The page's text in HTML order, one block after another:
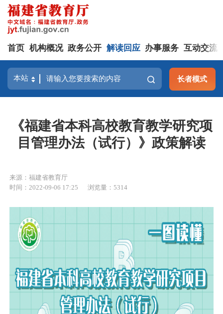
首页 机构概况 政务公开 解读回应 办事服务 互动交流
长者模式
《福建省本科高校教育教学研究项
目管理办法（试行）》政策解读
来源：福建省教育厅
时间：2022-09-06 17:25
浏览量：5314